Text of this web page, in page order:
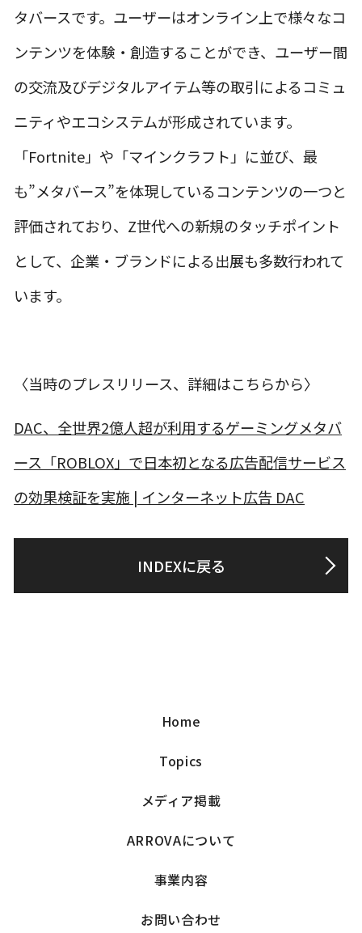
タバースです。ユーザーはオンライン上で様々なコ
ンテンツを体験・創造することができ、ユーザー間
の交流及びデジタルアイテム等の取引によるコミュ
ニティやエコシステムが形成されています。
「Fortnite」や「マインクラフト」に並び、最
も”メタバース”を体現しているコンテンツの一つと
評価されており、Z世代への新規のタッチポイント
として、企業・ブランドによる出展も多数行われて
います。
〈当時のプレスリリース、詳細はこちらから〉
DAC、全世界2億人超が利用するゲーミングメタバ
ース「ROBLOX」で日本初となる広告配信サービス
の効果検証を実施 | インターネット広告 DAC
INDEXに戻る
Home
Topics
メディア掲載
ARROVAについて
事業内容
お問い合わせ